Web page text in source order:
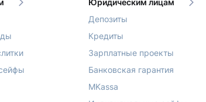
Юридическим лицам
Депозиты
Кредиты
Зарплатные проекты
Банковская гарантия
MKassa